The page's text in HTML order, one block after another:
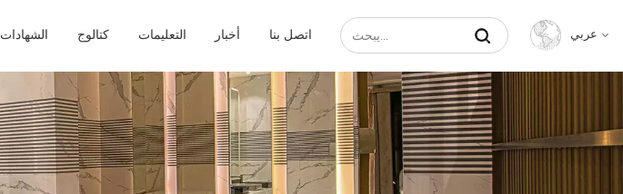
الشهادات كتالوج التعليمات أخبار اتصل بنا عربي
Français